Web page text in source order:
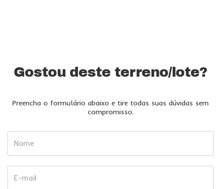
Gostou deste terreno/lote?
Preencha o formulário abaixo e tire todas suas dúvidas sem
compromisso.